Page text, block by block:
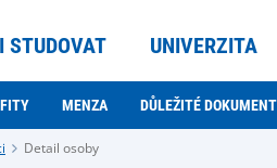
STUDOVAT UNIVERZITA
MENZA DŮLEŽITÉ
Detail osoby